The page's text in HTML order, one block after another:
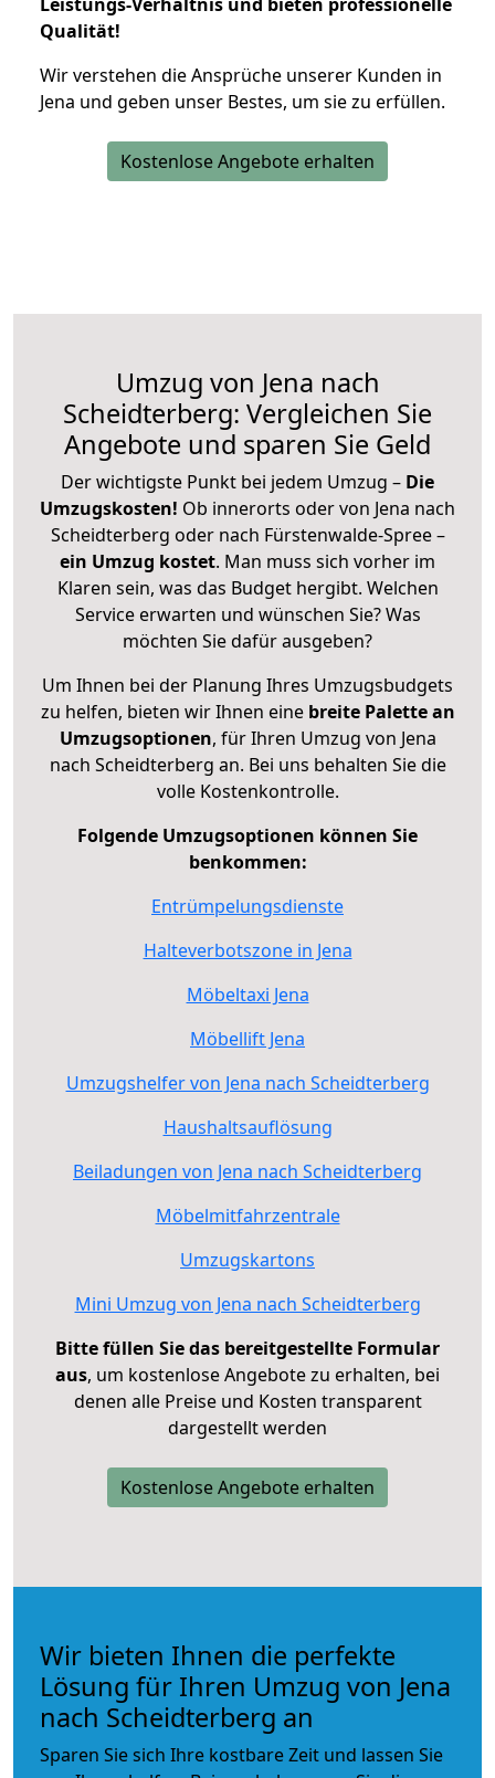
Qualität!
Wir verstehen die Ansprüche unserer Kunden in
Jena und geben unser Bestes, um sie zu erfüllen.
Kostenlose Angebote erhalten
Umzug von Jena nach
Scheidterberg: Vergleichen Sie
Angebote und sparen Sie Geld
Der wichtigste Punkt bei jedem Umzug – Die
Umzugskosten! Ob innerorts oder von Jena nach
Scheidterberg oder nach Fürstenwalde-Spree –
ein Umzug kostet. Man muss sich vorher im
Klaren sein, was das Budget hergibt. Welchen
Service erwarten und wünschen Sie? Was
möchten Sie dafür ausgeben?
Um Ihnen bei der Planung Ihres Umzugsbudgets
zu helfen, bieten wir Ihnen eine breite Palette an
Umzugsoptionen, für Ihren Umzug von Jena
nach Scheidterberg an. Bei uns behalten Sie die
volle Kostenkontrolle.
Folgende Umzugsoptionen können Sie
benkommen:
Entrümpelungsdienste
Halteverbotszone in Jena
Möbeltaxi Jena
Möbellift Jena
Umzugshelfer von Jena nach Scheidterberg
Haushaltsauflösung
Beiladungen von Jena nach Scheidterberg
Möbelmitfahrzentrale
Umzugskartons
Mini Umzug von Jena nach Scheidterberg
Bitte füllen Sie das bereitgestellte Formular
aus, um kostenlose Angebote zu erhalten, bei
denen alle Preise und Kosten transparent
dargestellt werden
Kostenlose Angebote erhalten
Wir bieten Ihnen die perfekte
Lösung für Ihren Umzug von Jena
nach Scheidterberg an
Sparen Sie sich Ihre kostbare Zeit und lassen Sie